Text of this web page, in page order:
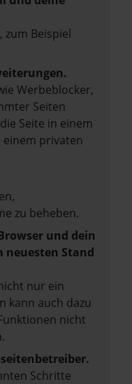
zum Beispiel
Werbeblocker,
Seiten
Seite in einem
privaten
zu beheben.
und dein
neuesten Stand
nur ein
kann auch dazu
nicht
Schritte